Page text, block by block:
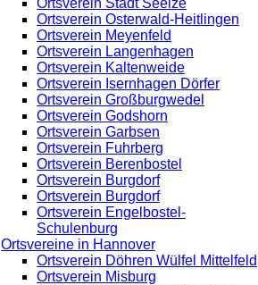
Ortsverein Osterwald-Heitlingen
Ortsverein Meyenfeld
Ortsverein Langenhagen
Ortsverein Kaltenweide
Ortsverein Isernhagen Dörfer
Ortsverein Großburgwedel
Ortsverein Godshorn
Ortsverein Garbsen
Ortsverein Fuhrberg
Ortsverein Berenbostel
Ortsverein Burgdorf
Ortsverein Burgdorf
Ortsverein Engelbostel-
Schulenburg
Ortsvereine in Hannover
Ortsverein Döhren Wülfel Mittelfeld
Ortsverein Misburg